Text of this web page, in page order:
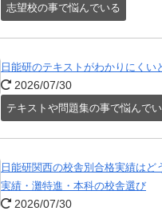
志望校の事で悩んでいる
日能研のテキストがわかりにくい
2026/07/30
テキストや問題集の事で悩んで
日能研関西の校舎別合格実績はど
実績・灘特進・本科の校舎選び
2026/07/30